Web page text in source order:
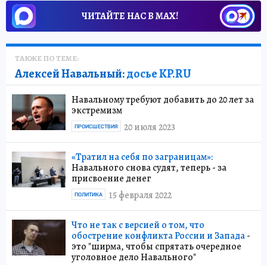
ЧИТАЙТЕ НАС В МАХ!
ТАКЖЕ ПО ТЕМЕ:
Алексей Навальный:досье KP.RU
Навальному требуют добавить до 20 лет за
экстремизм
20 июля 2023
ПРОИСШЕСТВИЯ
«Тратил на себя по заграницам»:
Навального снова судят, теперь - за
присвоение денег
15 февраля 2022
ПОЛИТИКА
Что не так с версией о том, что
обострение конфликта России и Запада-
это "ширма, чтобы спрятать очередное
уголовное дело Навального"